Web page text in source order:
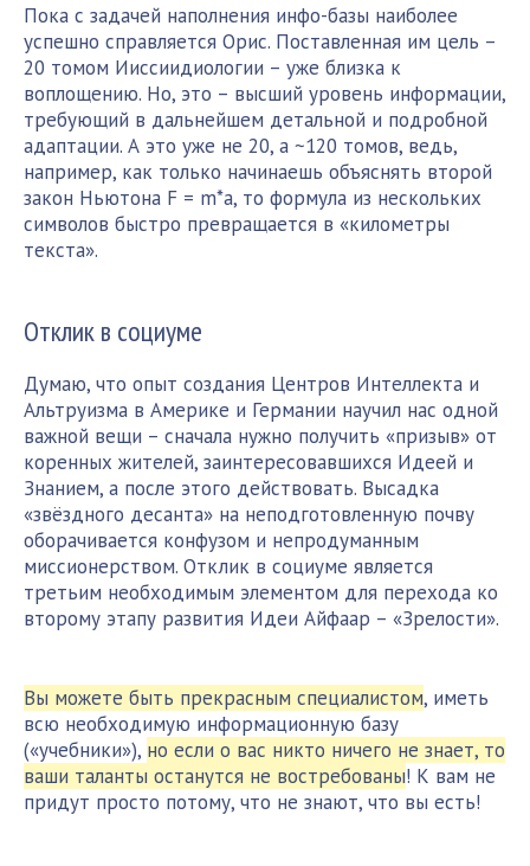
Пока с задачей наполнения инфо-базы наиболее
успешно справляется Орис. Поставленная им цель –
20 томом Ииссиидиологии – уже близка к
воплощению. Но, это – высший уровень информации,
требующий в дальнейшем детальной и подробной
адаптации. А это уже не 20, а ~120 томов, ведь,
например, как только начинаешь объяснять второй
закон Ньютона F = m*a, то формула из нескольких
символов быстро превращается в «километры
текста».
Отклик в социуме
Думаю, что опыт создания Центров Интеллекта и
Альтруизма в Америке и Германии научил нас одной
важной вещи – сначала нужно получить «призыв» от
коренных жителей, заинтересовавшихся Идеей и
Знанием, а после этого действовать. Высадка
«звёздного десанта» на неподготовленную почву
оборачивается конфузом и непродуманным
миссионерством. Отклик в социуме является
третьим необходимым элементом для перехода ко
второму этапу развития Идеи Айфаар – «Зрелости».
Вы можете быть прекрасным специалистом, иметь
всю необходимую информационную базу
(«учебники»), но если о вас никто ничего не знает, то
ваши таланты останутся не востребованы! К вам не
придут просто потому, что не знают, что вы есть!